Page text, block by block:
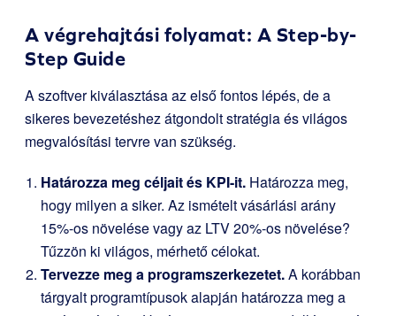
A végrehajtási folyamat: A Step-by-
Step Guide
A szoftver kiválasztása az első fontos lépés, de a
sikeres bevezetéshez átgondolt stratégia és világos
megvalósítási tervre van szükség.
Határozza meg céljait és KPI-it. Határozza meg,
hogy milyen a siker. Az ismételt vásárlási arány
15%-os növelése vagy az LTV 20%-os növelése?
Tűzzön ki világos, mérhető célokat.
Tervezze meg a programszerkezetet.A korábban
tárgyalt programtípusok alapján határozza meg a